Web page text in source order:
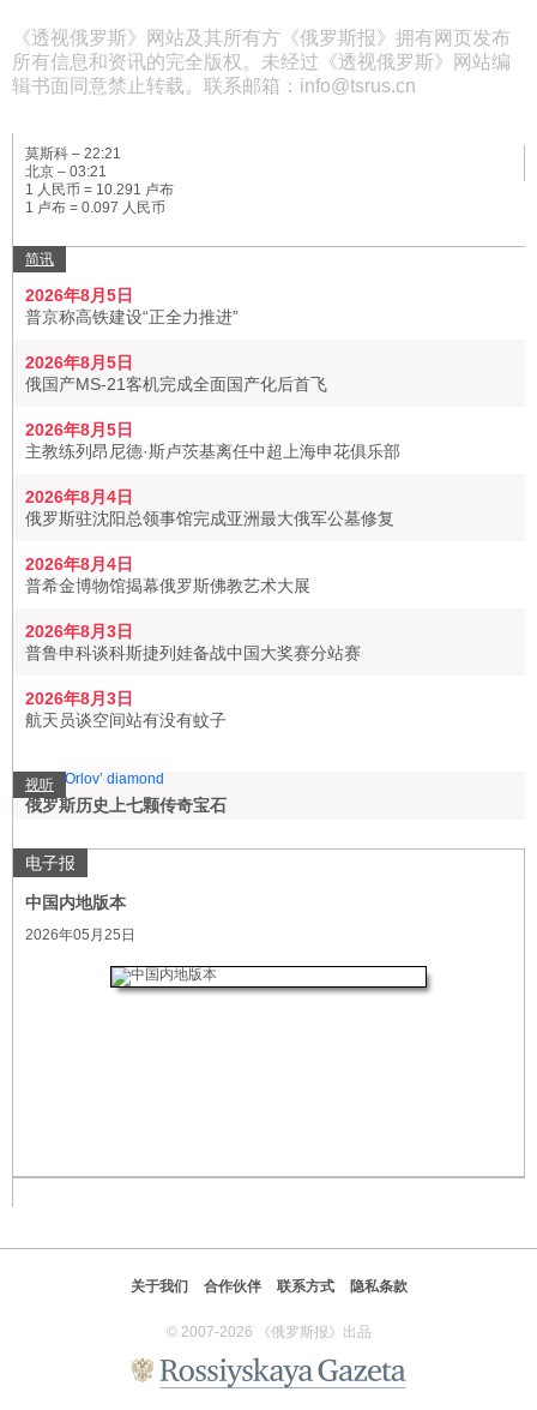
《透视俄罗斯》网站及其所有方《俄罗斯报》拥有网页发布
所有信息和资讯的完全版权。未经过《透视俄罗斯》网站编
辑书面同意禁止转载。联系邮箱：info@tsrus.cn
莫斯科 – 22:21
北京 – 03:21
1 人民币 = 10.291 卢布
1 卢布 = 0.097 人民币
简讯
2026年8月5日
普京称高铁建设“正全力推进”
2026年8月5日
俄国产MS-21客机完成全面国产化后首飞
2026年8月5日
主教练列昂尼德·斯卢茨基离任中超上海申花俱乐部
2026年8月4日
俄罗斯驻沈阳总领事馆完成亚洲最大俄军公墓修复
2026年8月4日
普希金博物馆揭幕俄罗斯佛教艺术大展
2026年8月3日
普鲁申科谈科斯捷列娃备战中国大奖赛分站赛
2026年8月3日
航天员谈空间站有没有蚊子
视听
俄罗斯历史上七颗传奇宝石
电子报
中国内地版本
2026年05月25日
关于我们 合作伙伴 联系方式 隐私条款
© 2007-2026 《俄罗斯报》出品